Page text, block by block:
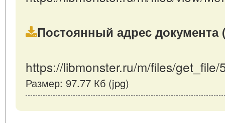
Постоянный адрес
https://libmonster.ru/m/files/get_file/
Размер: 97.77 Кб (jpg)